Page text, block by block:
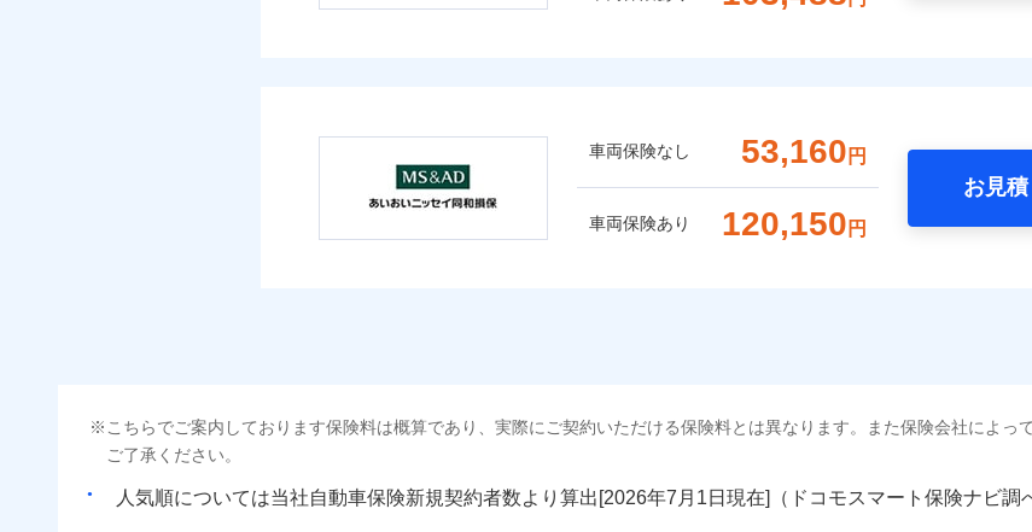
車両保険なし 53,160 円
車両保険あり 120,150 円
お見積
こちらでご案内しております保険料は概算であり、実際にご契約いただける保険料とは異なります。また保険会社によ
ご了承ください。
人気順については当社 新規契約者数より算出[ 年 月 日現在]（ドコモスマート保険ナビ調